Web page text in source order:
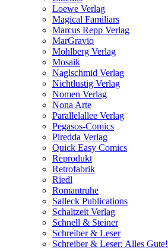
Loewe Verlag
Magical Familiars
Marcus Repp Verlag
MarGravio
Mohlberg Verlag
Mosaik
Naglschmid Verlag
Nichtlustig Verlag
Nomen Verlag
Nona Arte
Parallelallee Verlag
Pegasos-Comics
Piredda Verlag
Quick Easy Comics
Reprodukt
Retrofabrik
Riedl
Romantruhe
Salleck Publications
Schaltzeit Verlag
Schnell & Steiner
Schreiber & Leser
Schreiber & Leser: Alles Gute!